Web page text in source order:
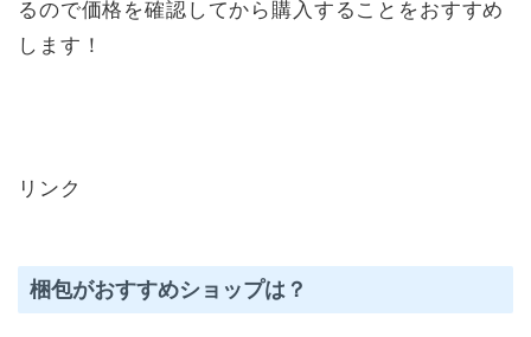
るので価格を確認してから購入することをおすすめ
します！
リンク
梱包がおすすめショップは？